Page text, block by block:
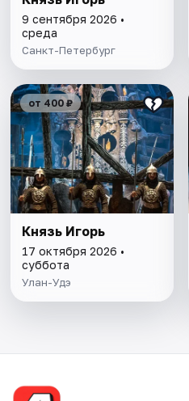
9 сентября 2026 •
среда
Санкт-Петербург
от 400 ₽
Князь Игорь
17 октября 2026 •
суббота
Улан-Удэ